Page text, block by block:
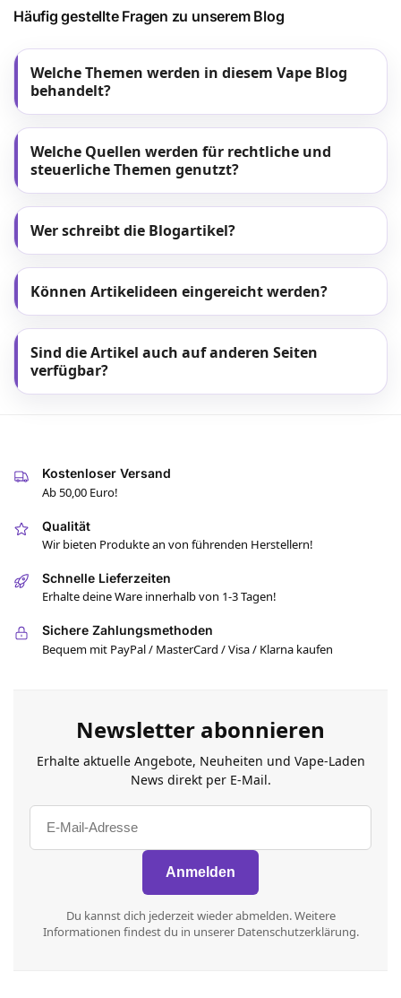
Häufig gestellte Fragen zu unserem Blog
Welche Themen werden in diesem Vape Blog
behandelt?
Welche Quellen werden für rechtliche und
steuerliche Themen genutzt?
Wer schreibt die Blogartikel?
Können Artikelideen eingereicht werden?
Sind die Artikel auch auf anderen Seiten
verfügbar?
Kostenloser Versand
Ab 50,00 Euro!
Qualität
Wir bieten Produkte an von führenden Herstellern!
Schnelle Lieferzeiten
Erhalte deine Ware innerhalb von 1-3 Tagen!
Sichere Zahlungsmethoden
Bequem mit PayPal / MasterCard / Visa / Klarna kaufen
Newsletter abonnieren
Erhalte aktuelle Angebote, Neuheiten und Vape-Laden
News direkt per E-Mail.
Du kannst dich jederzeit wieder abmelden. Weitere
Informationen findest du in unserer Datenschutzerklärung.